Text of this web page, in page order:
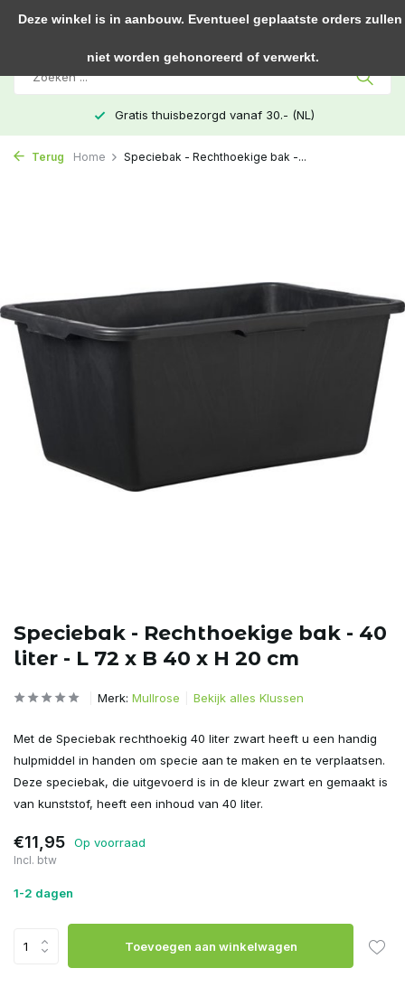
Gratis thuisbezorgd vanaf 30.- (NL)
Terug Home Speciebak - Rechthoekige bak -...
Speciebak - Rechthoekige bak - 40
liter - L 72 x B 40 x H 20 cm
Merk: Mullrose Bekijk alles Klussen
Met de Speciebak rechthoekig 40 liter zwart heeft u een handig
hulpmiddel in handen om specie aan te maken en te verplaatsen.
Deze speciebak, die uitgevoerd is in de kleur zwart en gemaakt is
van kunststof, heeft een inhoud van 40 liter.
€11,95 Op voorraad
Incl. btw
1-2 dagen
Toevoegen aan winkelwagen
Deze winkel is in aanbouw. Eventueel geplaatste orders zullen
niet worden gehonoreerd of verwerkt.